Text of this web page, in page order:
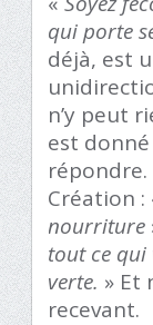
qui porte
déjà, est
n’y peut
est
Création :
nourriture
tout ce
verte. » Et
recevant.